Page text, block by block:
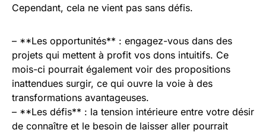
Cependant, cela ne vient pas sans défis.
– **Les opportunités** : engagez-vous dans des
projets qui mettent à profit vos dons intuitifs. Ce
mois-ci pourrait également voir des propositions
inattendues surgir, ce qui ouvre la voie à des
transformations avantageuses.
– **Les défis** : la tension intérieure entre votre désir
de connaître et le besoin de laisser aller pourrait